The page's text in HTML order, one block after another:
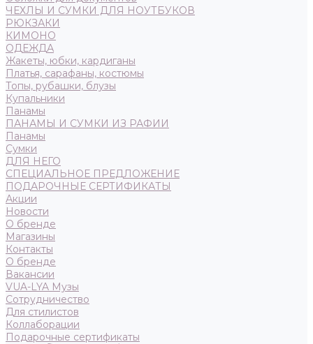
ЧЕХЛЫ И СУМКИ ДЛЯ НОУТБУКОВ
РЮКЗАКИ
КИМОНО
ОДЕЖДА
Жакеты, юбки, кардиганы
Платья, сарафаны, костюмы
Топы, рубашки, блузы
Купальники
Панамы
ПАНАМЫ И СУМКИ ИЗ РАФИИ
Панамы
Сумки
ДЛЯ НЕГО
СПЕЦИАЛЬНОЕ ПРЕДЛОЖЕНИЕ
ПОДАРОЧНЫЕ СЕРТИФИКАТЫ
Акции
Новости
О бренде
Магазины
Контакты
О бренде
Вакансии
VUA-LYA Музы
Сотрудничество
Для стилистов
Коллаборации
Подарочные сертификаты